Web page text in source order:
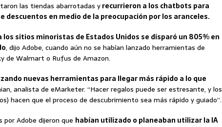
las tiendas abarrotadas yrecurrieron a los chatbots para
descuentos en medio de la preocupación por los aranceles.
los sitios minoristas de Estados Unidos se disparó un 805% en
, dijo Adobe, cuando aún no se habían lanzado herramientas de
de Walmart o Rufus de Amazon.
nuevas herramientas para llegar más rápido a lo que
analista de eMarketer. “Hacer regalos puede ser estresante, y los
hacen que el proceso de descubrimiento sea más rápido y guiado”.
Adobe dijeron que habían utilizado o planeaban utilizar la IA